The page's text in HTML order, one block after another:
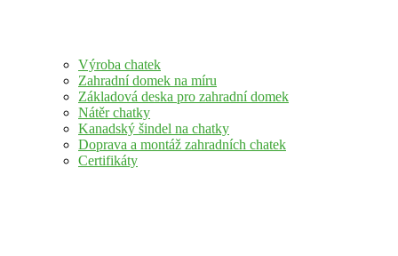
Výroba chatek
Zahradní domek na míru
Základová deska pro zahradní domek
Nátěr chatky
Kanadský šindel na chatky
Doprava a montáž zahradních chatek
Certifikáty